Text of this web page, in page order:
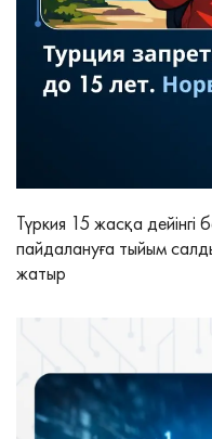
Түркия 15 жасқа дейінгі
пайдалануға тыйым
жатыр